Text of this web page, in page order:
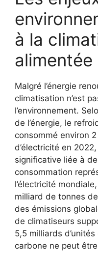
à la
Malgré l’énergie
climatisation n’est
l’environnement.
de l’énergie, le
consommé environ
d’électricité en
significative liée à
consommation
l’électricité
milliard de tonnes
des émissions
de climatiseurs
5,5 milliards d’unités
carbone ne peut